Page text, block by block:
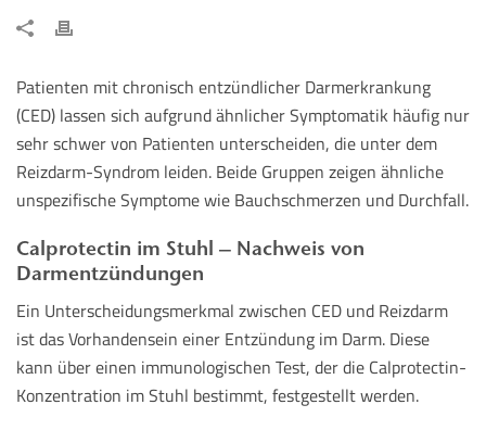
Patienten mit chronisch entzündlicher Darmerkrankung
(CED) lassen sich aufgrund ähnlicher Symptomatik häufig nur
sehr schwer von Patienten unterscheiden, die unter dem
Reizdarm-Syndrom leiden. Beide Gruppen zeigen ähnliche
unspezifische Symptome wie Bauchschmerzen und Durchfall.
Calprotectin im Stuhl – Nachweis von
Darmentzündungen
Ein Unterscheidungsmerkmal zwischen CED und Reizdarm
ist das Vorhandensein einer Entzündung im Darm. Diese
kann über einen immunologischen Test, der die Calprotectin-
Konzentration im Stuhl bestimmt, festgestellt werden.